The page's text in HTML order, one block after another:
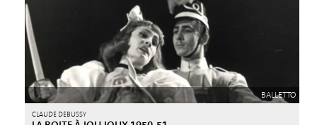
BALLETTO
CLAUDE DEBUSSY